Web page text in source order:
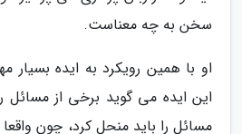
سخن به چه معناست.
او با همین رویکرد به ایده
این ایده می گوید برخی از مسائل
مسائل را باید منحل کرد، چون